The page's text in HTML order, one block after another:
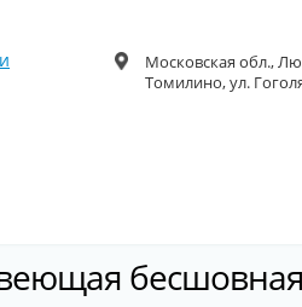
Московская обл.,
Томилино, ул.
бесшовная